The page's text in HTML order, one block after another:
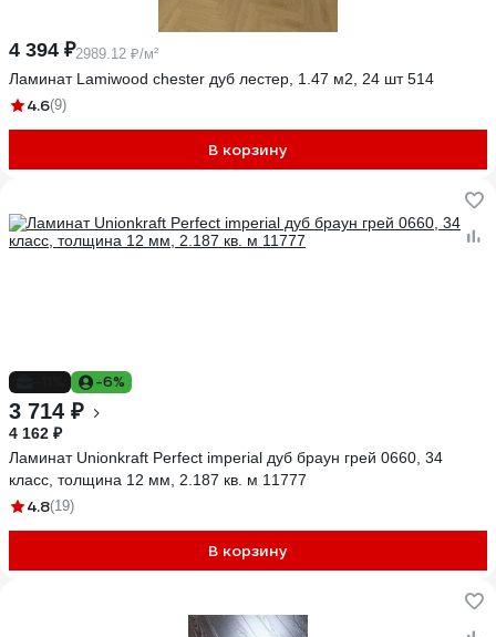
4 394 ₽2989.12 ₽/м²
Ламинат Lamiwood chester дуб лестер, 1.47 м2, 24 шт 514
4.6(9)
В корзину
-6%
3 714 ₽
4 162 ₽
Ламинат Unionkraft Perfect imperial дуб браун грей 0660, 34
класс, толщина 12 мм, 2.187 кв. м 11777
4.8(19)
В корзину